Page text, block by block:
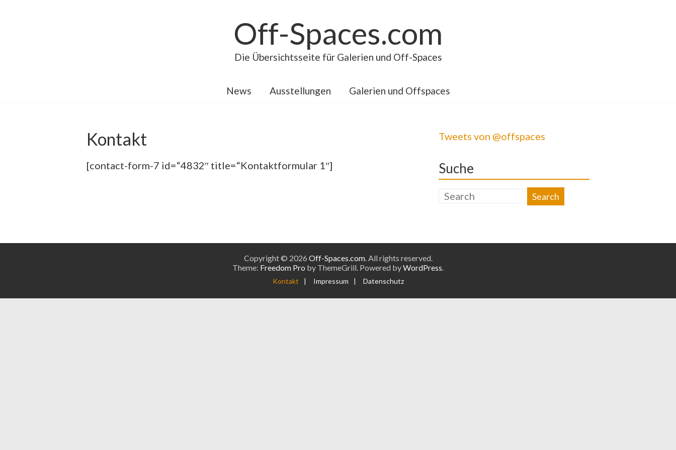
Off-Spaces.com
Die Übersichtsseite für Galerien und Off-Spaces
News Ausstellungen Galerien und Offspaces
Kontakt
[contact-form-7 id=“4832″ title=“Kontaktformular 1″]
Tweets von @offspaces
Suche
Copyright © 2026 Off-Spaces.com. All rights reserved.
Theme: Freedom Pro by ThemeGrill. Powered byWordPress.
Kontakt | Impressum | Datenschutz